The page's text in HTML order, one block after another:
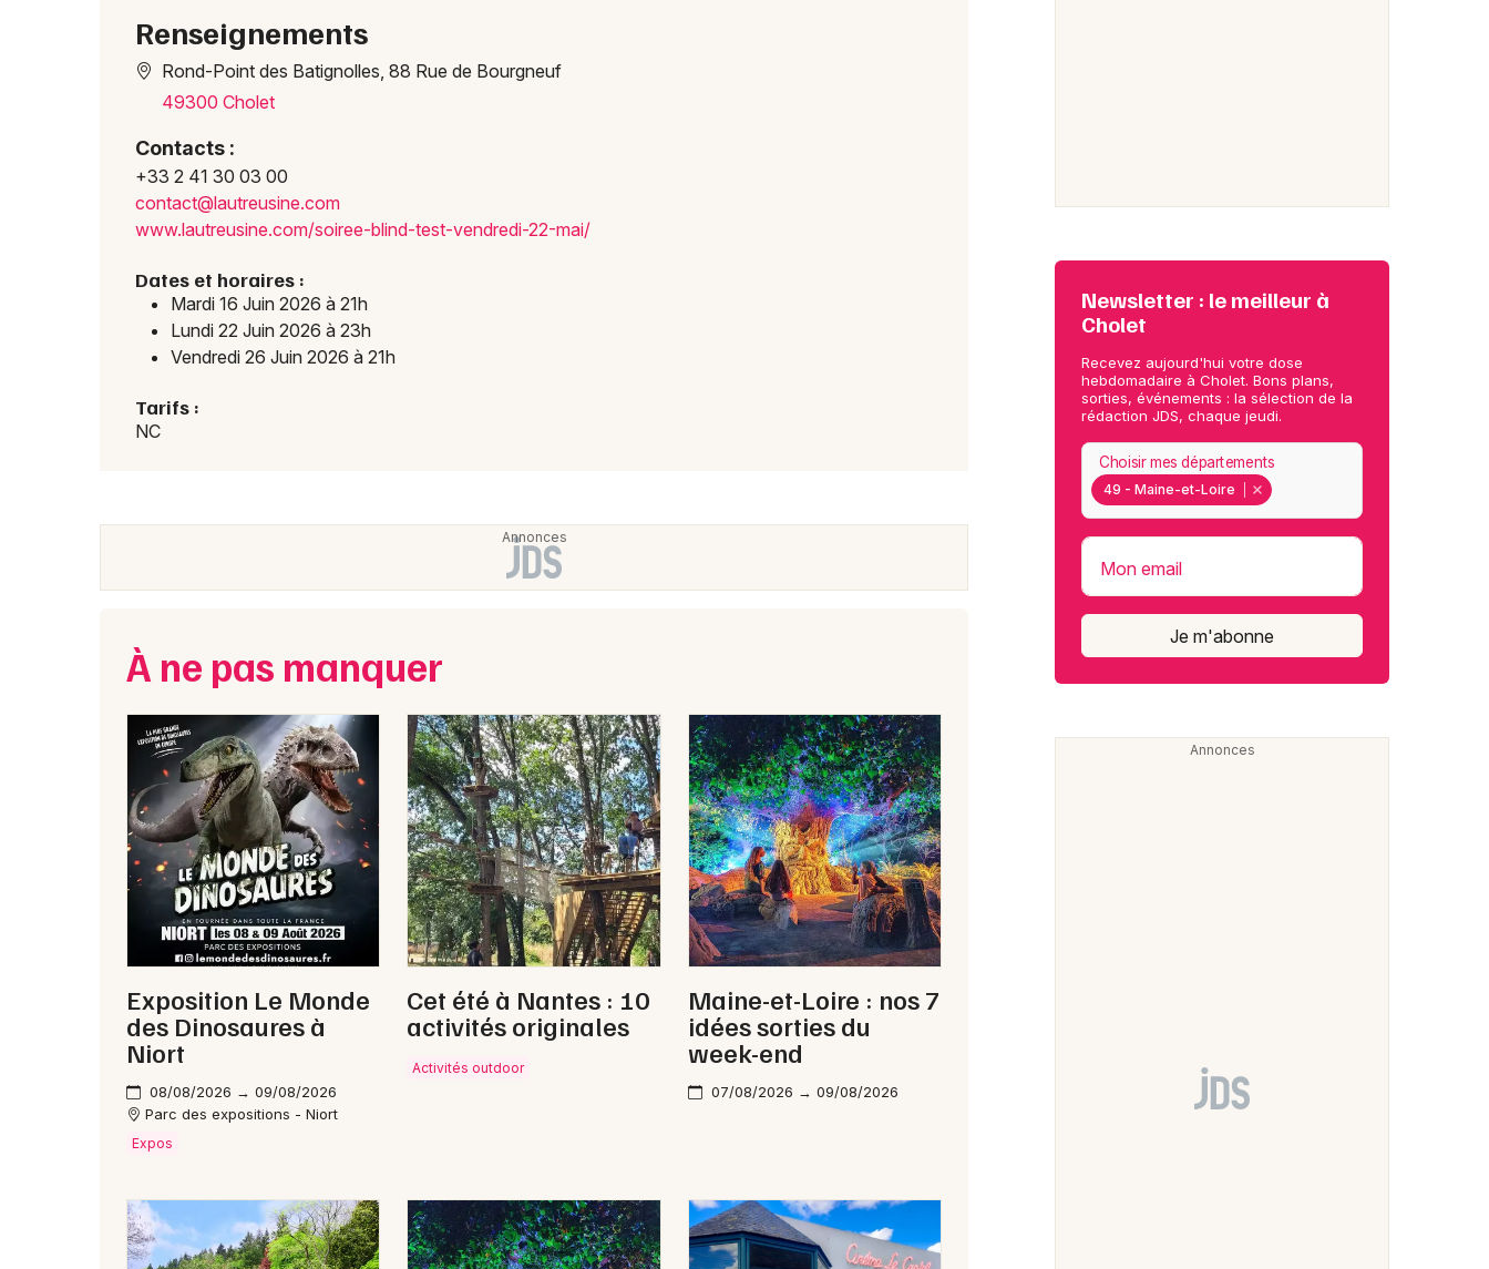
Mon email
Je m'abonne
Renseignements
Rond-Point des Batignolles, 88 Rue de Bourgneuf
49300 Cholet
Contacts :
+33 2 41 30 03 00
contact@lautreusine.com
www.lautreusine.com/soiree-blind-test-vendredi-22-mai/
Dates et horaires :
Mardi 16 Juin 2026 à 21h
Lundi 22 Juin 2026 à 23h
Vendredi 26 Juin 2026 à 21h
Tarifs :
NC
À ne pas manquer
Exposition Le Monde
des Dinosaures à
Niort
08/08/2026 → 09/08/2026
Parc des expositions - Niort
Expos
Cet été à Nantes : 10
activités originales
Activités outdoor
Maine-et-Loire : nos 7
idées sorties du
week-end
07/08/2026 → 09/08/2026
Newsletter : le meilleur à
Cholet
Recevez aujourd'hui votre dose
hebdomadaire à Cholet. Bons plans,
sorties, événements : la sélection de la
rédaction JDS, chaque jeudi.
49 - Maine-et-Loire
Choisir mes départements
Mon email
Je m'abonne